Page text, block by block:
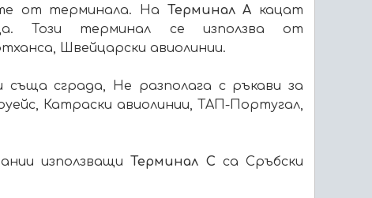
от терминала. На Терминал А кацат
Този терминал се използва от
Швейцарски авиолинии.
сграда, Не разполага с ръкави за
Катраски авиолинии, ТАП-Португал,
използващиТерминал С са Сръбски